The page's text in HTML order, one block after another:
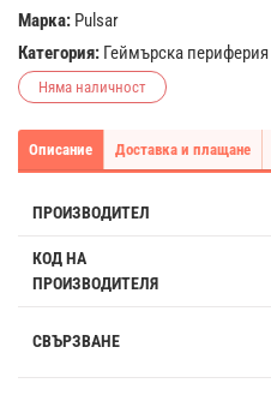
Марка: Pulsar
Категория: Геймърска периферия
Няма наличност
Описание Доставка и плащане
ПРОИЗВОДИТЕЛ
КОД НА
ПРОИЗВОДИТЕЛЯ
СВЪРЗВАНЕ